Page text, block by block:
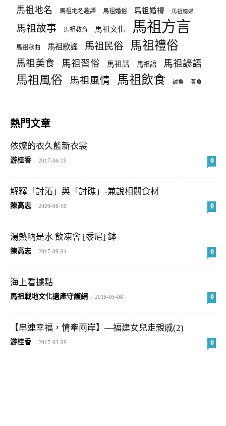
馬祖地名 馬祖地名趣譚 馬祖婚俗 馬祖婚禮 馬祖媳婦
馬祖故事 馬祖教育 馬祖文化 馬祖方言
馬祖歌曲 馬祖歌謠 馬祖民俗 馬祖禮俗
馬祖美食 馬祖習俗 馬祖話 馬祖語 馬祖諺語
馬祖風俗 馬祖風情 馬祖飲食 鹹魚 黃魚
熱門文章
依嬤的衣久藍新衣裳
游桂香 - 2017-06-19 0
解釋「討沰」與「討礁」-兼說相關食材
陳高志 - 2020-06-10 0
湯熱吶是水 飲凍會 [黍尼] 缽
陳高志 - 2017-09-04 0
海上看據點
馬祖戰地文化遺產守護網 - 2018-05-08 0
【串連幸福，情牽兩岸】—福建女兒走親戚(2)
游桂香 - 2017-03-09 0